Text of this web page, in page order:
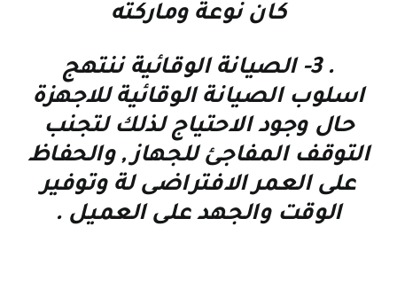
كان نوعة وماركته
. 3- الصيانة الوقائية ننتهج
اسلوب الصيانة الوقائية للاجهزة
حال وجود الاحتياج لذلك لتجنب
التوقف المفاجئ للجهاز , والحفاظ
على العمر الافتراضى لة وتوفير
الوقت والجهد على العميل .